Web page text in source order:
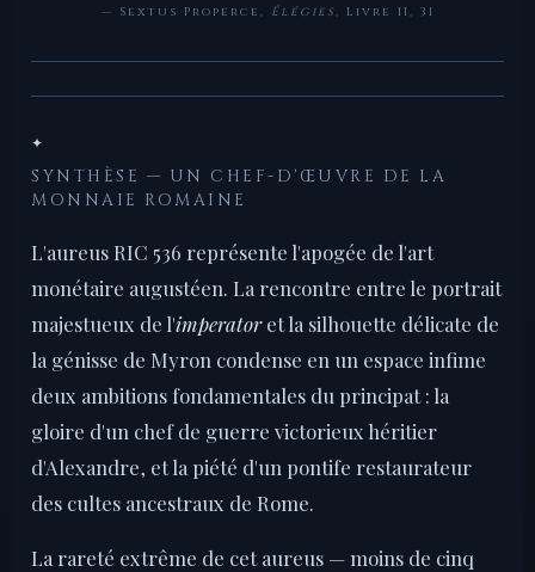
— Sextus Properce, Élégies, Livre II, 31
✦
SYNTHÈSE — UN CHEF-D'ŒUVRE DE LA
MONNAIE ROMAINE
L'aureus RIC 536 représente l'apogée de l'art
monétaire augustéen. La rencontre entre le portrait
majestueux de l'imperatoret la silhouette délicate de
la génisse de Myron condense en un espace infime
deux ambitions fondamentales du principat : la
gloire d'un chef de guerre victorieux héritier
d'Alexandre, et la piété d'un pontife restaurateur
des cultes ancestraux de Rome.
La rareté extrême de cet aureus — moins de cinq